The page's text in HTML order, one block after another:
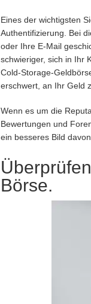
Eines der wichtigsten
Authentifizierung. Bei
oder Ihre E-Mail
schwieriger, sich in Ihr
Cold-Storage-
erschwert, an Ihr Geld
Wenn es um die
Bewertungen und
ein besseres Bild
Börse.